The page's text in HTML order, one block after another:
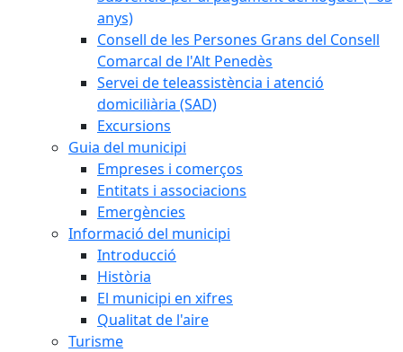
anys)
Consell de les Persones Grans del Consell
Comarcal de l'Alt Penedès
Servei de teleassistència i atenció
domiciliària (SAD)
Excursions
Guia del municipi
Empreses i comerços
Entitats i associacions
Emergències
Informació del municipi
Introducció
Història
El municipi en xifres
Qualitat de l'aire
Turisme